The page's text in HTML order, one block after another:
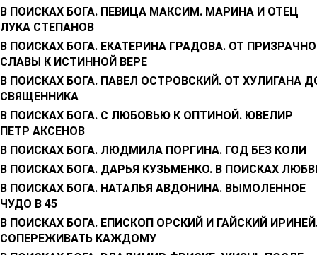
В ПОИСКАХ БОГА. ПЕВИЦА МАКСИМ. МАРИНА И ОТЕЦ
ЛУКА СТЕПАНОВ
В ПОИСКАХ БОГА. ЕКАТЕРИНА ГРАДОВА. ОТ
СЛАВЫ К ИСТИННОЙ ВЕРЕ
В ПОИСКАХ БОГА. ПАВЕЛ ОСТРОВСКИЙ. ОТ ХУЛИГАНА
СВЯЩЕННИКА
В ПОИСКАХ БОГА. С ЛЮБОВЬЮ К ОПТИНОЙ. ЮВЕЛИР
ПЕТР АКСЕНОВ
В ПОИСКАХ БОГА. ЛЮДМИЛА ПОРГИНА. ГОД БЕЗ КОЛИ
В ПОИСКАХ БОГА. ДАРЬЯ КУЗЬМЕНКО. В ПОИСКАХ
В ПОИСКАХ БОГА. НАТАЛЬЯ АВДОНИНА. ВЫМОЛЕННОЕ
ЧУДО В 45
В ПОИСКАХ БОГА. ЕПИСКОП ОРСКИЙ И ГАЙСКИЙ
СОПЕРЕЖИВАТЬ КАЖДОМУ